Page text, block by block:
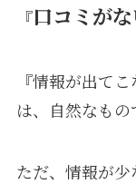
『口コミが
『情報が出て
は、自然なもの
ただ、情報が